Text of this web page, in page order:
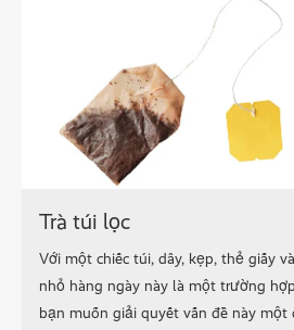
Trà túi lọc
Với một chiếc túi, dây, kẹp, thẻ giấy
nhỏ hàng ngày này là một trường
bạn muốn giải quyết vấn đề này một